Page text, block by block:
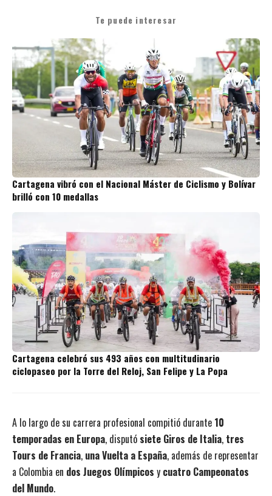
Te puede interesar
Cartagena vibró con el Nacional Máster de Ciclismo y Bolívar
brilló con 10 medallas
Cartagena celebró sus 493 años con multitudinario
ciclopaseo por la Torre del Reloj, San Felipe y La Popa
A lo largo de su carrera profesional compitió durante 10
temporadas en Europa, disputó siete Giros de Italia, tres
Tours de Francia, una Vuelta a España, además de representar
a Colombia en dos Juegos Olímpicos y cuatro Campeonatos
del Mundo.